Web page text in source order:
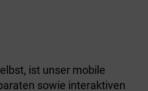
ist unser mobile
sowie interaktiven